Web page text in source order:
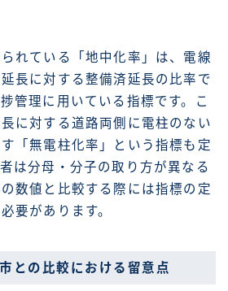
れている「地中化率」は、電線
長に対する整備済延長の比率で
管理に用いている指標です。こ
に対する道路両側に電柱のない
「無電柱化率」という指標も定
は分母・分子の取り方が異なる
数値と比較する際には指標の定
要があります。
との比較における留意点